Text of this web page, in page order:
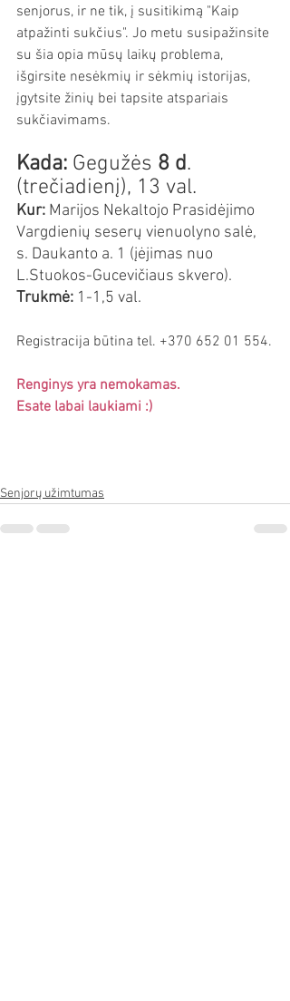
senjorus, ir ne tik, į susitikimą "Kaip
atpažinti sukčius". Jo metu susipažinsite
su šia opia mūsų laikų problema,
išgirsite nesėkmių ir sėkmių istorijas,
įgytsite žinių bei tapsite atspariais
sukčiavimams.
Kada: Gegužės 8 d.
(trečiadienį), 13 val.
Kur: Marijos Nekaltojo Prasidėjimo
Vargdienių seserų vienuolyno salė,
s. Daukanto a. 1 (įėjimas nuo
L.Stuokos-Gucevičiaus skvero).
Trukmė: 1-1,5 val.
Registracija būtina tel. +370 652 01 554.
Renginys yra nemokamas.
Esate labai laukiami :)
Senjorų užimtumas